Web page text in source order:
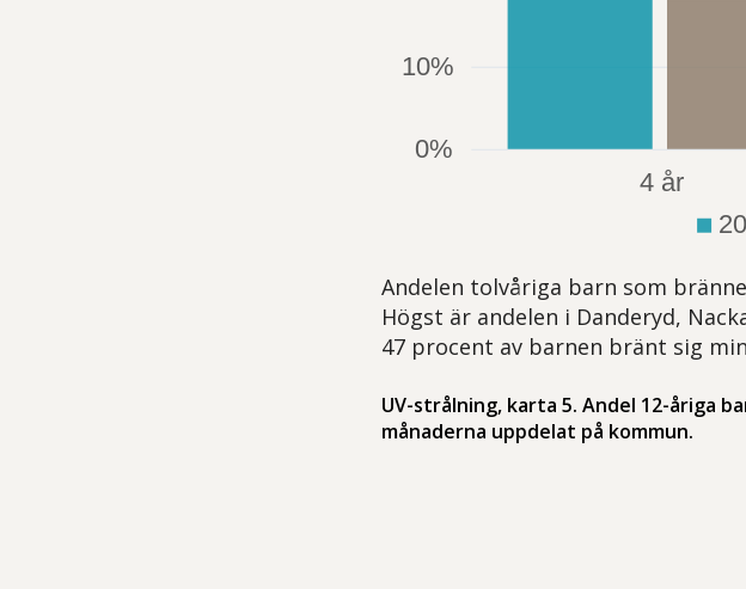
Andelen tolvåriga barn som
Högst är andelen i Danderyd,
47 procent av barnen bränt sig
UV-strålning, karta 5. Andel 12-åriga
månaderna uppdelat på kommun.